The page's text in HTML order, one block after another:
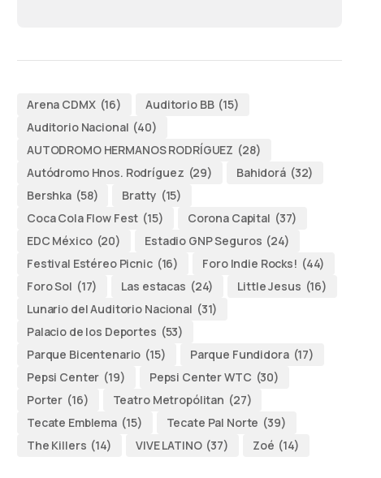
Arena CDMX (16) Auditorio BB (15)
Auditorio Nacional (40)
AUTODROMO HERMANOS RODRÍGUEZ (28)
Autódromo Hnos. Rodríguez (29) Bahidorá (32)
Bershka (58) Bratty (15)
Coca Cola Flow Fest (15) Corona Capital (37)
EDC México (20) Estadio GNP Seguros (24)
Festival Estéreo Picnic (16) Foro Indie Rocks! (44)
Foro Sol (17) Las estacas (24) Little Jesus (16)
Lunario del Auditorio Nacional (31)
Palacio de los Deportes (53)
Parque Bicentenario (15) Parque Fundidora (17)
Pepsi Center (19) Pepsi Center WTC (30)
Porter (16) Teatro Metropólitan (27)
Tecate Emblema (15) Tecate Pal Norte (39)
The Killers (14) VIVE LATINO (37) Zoé (14)